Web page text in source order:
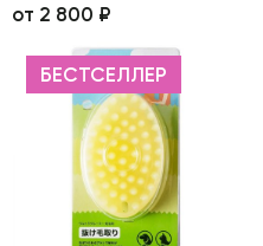
от 2 800 ₽
БЕСТСЕЛЛЕР